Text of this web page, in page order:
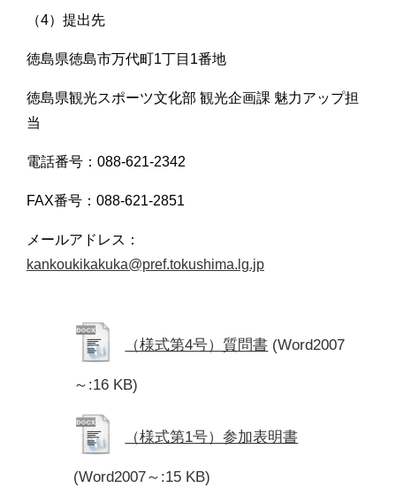
（4）提出先
徳島県徳島市万代町1丁目1番地
徳島県観光スポーツ文化部 観光企画課 魅力アップ担
当
電話番号：088-621-2342
FAX番号：088-621-2851
メールアドレス：
kankoukikakuka@pref.tokushima.lg.jp
（様式第4号）質問書 (Word2007
～:16 KB)
（様式第1号）参加表明書
(Word2007～:15 KB)